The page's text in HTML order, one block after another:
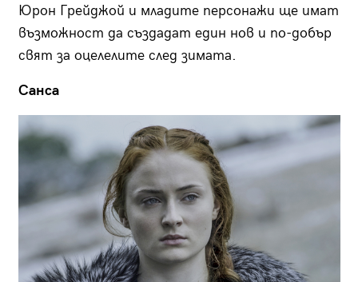
Юрон Грейджой и младите персонажи ще имат
възможност да създадат един нов и по-добър
свят за оцелелите след зимата.
Санса